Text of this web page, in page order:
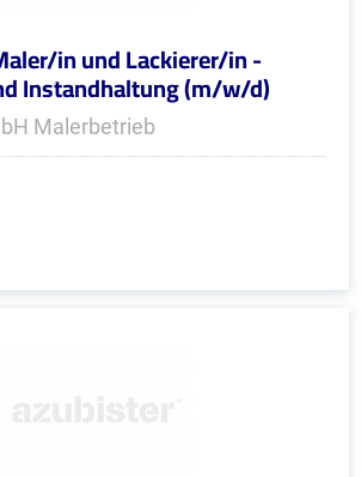
in und Lackierer/in -
Instandhaltung (m/w/d)
Malerbetrieb